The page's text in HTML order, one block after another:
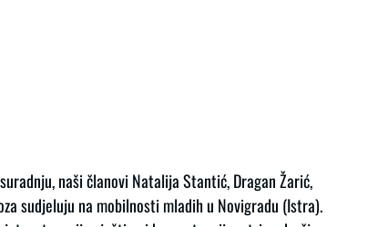
naši članovi Natalija Stantić, Dragan Žarić,
sudjeluju na mobilnosti mladih u Novigradu (Istra).